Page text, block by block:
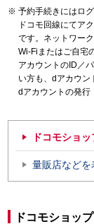
予約手続きにはロ
ドコモ回線にてア
です。ネットワー
Wi-Fiまたはご自宅
アカウントのID／
い方も、dアカウン
dアカウントの発行
ドコモショ
量販店などを
ドコモショップ